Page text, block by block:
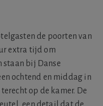
de poorten van
extra tijd om
staan bij Danse
ochtend en middag in
op de kamer. De